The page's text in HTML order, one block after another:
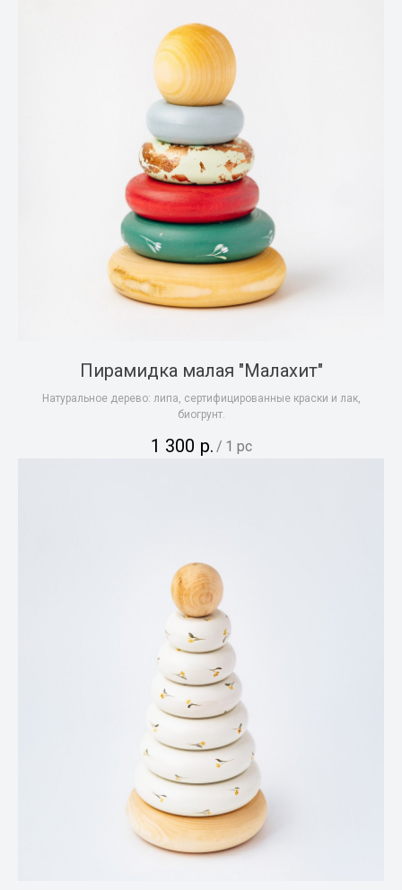
Пирамидка малая "Малахит"
Натуральное дерево: липа, сертифицированные краски и лак,
биогрунт.
1 300 р. / 1 pc